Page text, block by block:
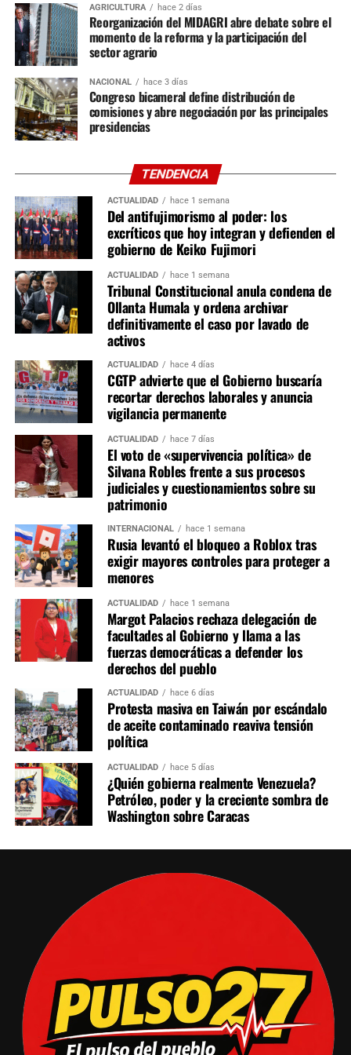
Popular y un representante de cada una de las otras tres
bancadas. Entre ellas destacan Constitución, Reglamento
y Relaciones Exteriores; Economía, Medio Ambiente y
Defensa del Consumidor; Justicia y Derechos Humanos; y
Salud, Educación, Cultura, Mujer y Desarrollo Social y
Digital.
En la Cámara de Diputados se instalarán 16 comisiones
ordinarias. Siete tendrán 26 integrantes, entre ellas
Constitución, Economía, Justicia e Infraestructura;
mientras que las nueve restantes estarán conformadas
por 20 miembros, incluyendo Desarrollo Agrario, Energía
y Minas, Salud, Trabajo, Producción y Ciencia e
Innovación Tecnológica. También quedaron definidas las
comisiones especiales, como Acusaciones
Constitucionales y Ética Parlamentaria, esta última
integrada por un representante de cada bancada.
Aunque la proporcionalidad de las comisiones ya fue
acordada, aún falta definir la integración nominal de
titulares y suplentes, así como la elección de presidentes,
vicepresidentes y secretarios de cada grupo de trabajo.
Estas designaciones representan la etapa de mayor
negociación política, pues las presidencias de comisiones
estratégicas como Constitución, Economía, Justicia y
Fiscalización suelen concentrar la mayor influencia en la
agenda legislativa.
La conformación de las comisiones marcará el equilibrio
de poder dentro del primer Congreso bicameral instalado
tras la reforma constitucional. Si bien Fuerza Popular
parte como la primera fuerza parlamentaria, la ausencia
de una mayoría absoluta obliga a construir consensos
con otras bancadas para conducir las comisiones más
relevantes y asegurar la viabilidad de las iniciativas
legislativas durante el periodo 2026-2027.
AGRICULTURA hace 2 días
Reorganización del MIDAGRI abre debate sobre el
momento de la reforma y la participación del
sector agrario
NACIONAL hace 3 días
Congreso bicameral define distribución de
comisiones y abre negociación por las principales
presidencias
TENDENCIA
ACTUALIDAD hace 1 semana
Del antifujimorismo al poder: los
excríticos que hoy integran y defienden el
gobierno de Keiko Fujimori
ACTUALIDAD hace 1 semana
Tribunal Constitucional anula condena de
Ollanta Humala y ordena archivar
definitivamente el caso por lavado de
activos
ACTUALIDAD hace 4 días
CGTP advierte que el Gobierno buscaría
recortar derechos laborales y anuncia
vigilancia permanente
ACTUALIDAD hace 7 días
El voto de «supervivencia política» de
Silvana Robles frente a sus procesos
judiciales y cuestionamientos sobre su
patrimonio
INTERNACIONAL hace 1 semana
Rusia levantó el bloqueo a Roblox tras
exigir mayores controles para proteger a
menores
ACTUALIDAD hace 1 semana
Margot Palacios rechaza delegación de
facultades al Gobierno y llama a las
fuerzas democráticas a defender los
derechos del pueblo
ACTUALIDAD hace 6 días
Protesta masiva en Taiwán por escándalo
de aceite contaminado reaviva tensión
política
ACTUALIDAD hace 5 días
¿Quién gobierna realmente Venezuela?
Petróleo, poder y la creciente sombra de
Washington sobre Caracas